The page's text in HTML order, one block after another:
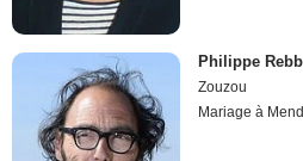
Philippe
Zouzou
Mariage à